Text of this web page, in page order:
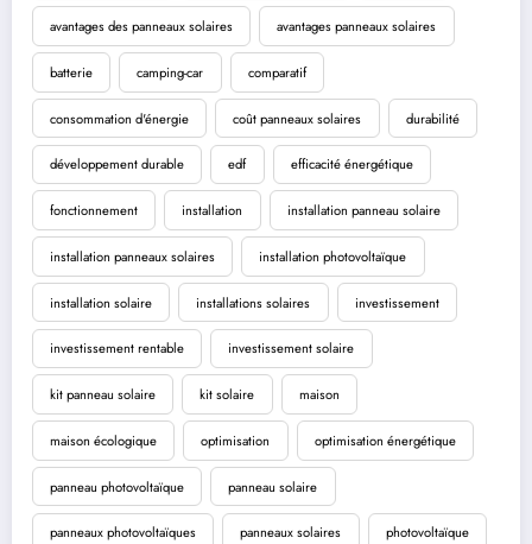
avantages des panneaux solaires avantages panneaux solaires
batterie camping-car comparatif
consommation d'énergie coût panneaux solaires durabilité
développement durable edf efficacité énergétique
fonctionnement installation installation panneau solaire
installation panneaux solaires installation photovoltaïque
installation solaire installations solaires investissement
investissement rentable investissement solaire
kit panneau solaire kit solaire maison
maison écologique optimisation optimisation énergétique
panneau photovoltaïque panneau solaire
panneaux photovoltaïques panneaux solaires photovoltaïque